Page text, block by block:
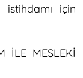
istihdamı için
İLE MESLEKİ